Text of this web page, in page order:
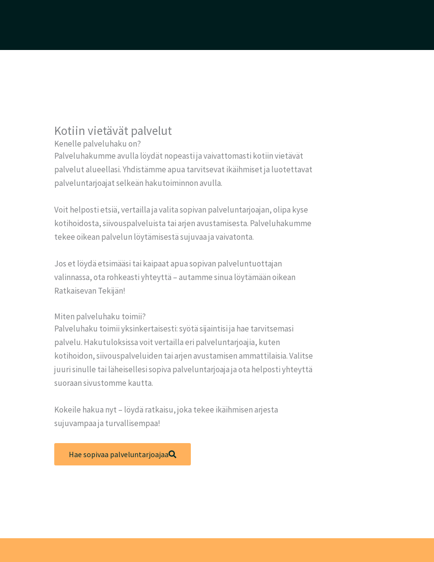
Kotiin vietävät palvelut
Kenelle palveluhaku on?
Palveluhakumme avulla löydät nopeasti ja vaivattomasti kotiin vietävät
palvelut alueellasi. Yhdistämme apua tarvitsevat ikäihmiset ja luotettavat
palveluntarjoajat selkeän hakutoiminnon avulla.
Voit helposti etsiä, vertailla ja valita sopivan palveluntarjoajan, olipa kyse
kotihoidosta, siivouspalveluista tai arjen avustamisesta. Palveluhakumme
tekee oikean palvelun löytämisestä sujuvaa ja vaivatonta.
Jos et löydä etsimääsi tai kaipaat apua sopivan palveluntuottajan
valinnassa, ota rohkeasti yhteyttä – autamme sinua löytämään oikean
Ratkaisevan Tekijän!
Miten palveluhaku toimii?
Palveluhaku toimii yksinkertaisesti: syötä sijaintisi ja hae tarvitsemasi
palvelu. Hakutuloksissa voit vertailla eri palveluntarjoajia, kuten
kotihoidon, siivouspalveluiden tai arjen avustamisen ammattilaisia. Valitse
juuri sinulle tai läheisellesi sopiva palveluntarjoaja ja ota helposti yhteyttä
suoraan sivustomme kautta.
Kokeile hakua nyt – löydä ratkaisu, joka tekee ikäihmisen arjesta
sujuvampaa ja turvallisempaa!
Hae sopivaa palveluntarjoajaa